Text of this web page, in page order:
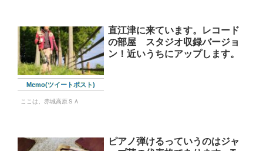
Memo(ツイートポスト)
直江津に来ています。レコード
の部屋 スタジオ収録バージョ
ン！近いうちにアップします。
ここは、赤城高原ＳＡ
ピアノ弾けるっていうのはジャ